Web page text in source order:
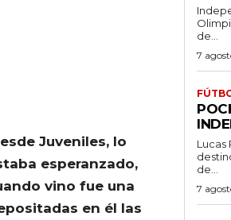
Juveniles, lo
esperanzado,
vino fue una
en él las
Olimpia
de...
7
Lucas
destino
de...
7